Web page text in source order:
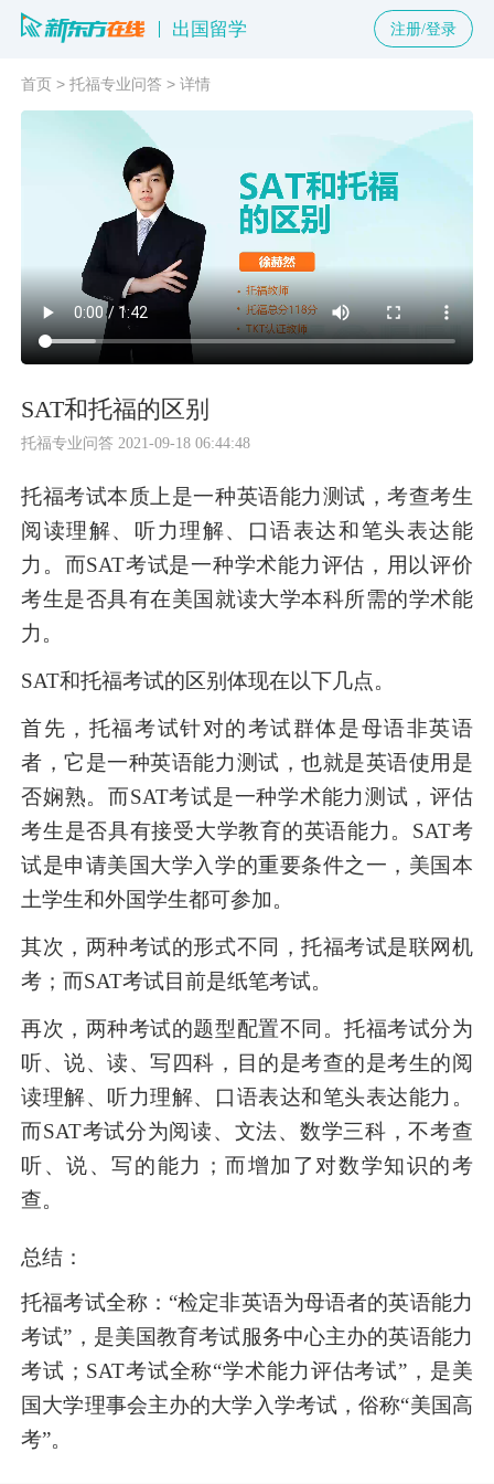
出国留学 注册/登录
首页 >托福专业问答 >详情
SAT和托福的区别
托福专业问答 2021-09-18 06:44:48
托福考试本质上是一种英语能力测试，考查考生
阅读理解、听力理解、口语表达和笔头表达能
力。而SAT考试是一种学术能力评估，用以评价
考生是否具有在美国就读大学本科所需的学术能
力。
SAT和托福考试的区别体现在以下几点。
首先，托福考试针对的考试群体是母语非英语
者，它是一种英语能力测试，也就是英语使用是
否娴熟。而SAT考试是一种学术能力测试，评估
考生是否具有接受大学教育的英语能力。SAT考
试是申请美国大学入学的重要条件之一，美国本
土学生和外国学生都可参加。
其次，两种考试的形式不同，托福考试是联网机
考；而SAT考试目前是纸笔考试。
再次，两种考试的题型配置不同。托福考试分为
听、说、读、写四科，目的是考查的是考生的阅
读理解、听力理解、口语表达和笔头表达能力。
而SAT考试分为阅读、文法、数学三科，不考查
听、说、写的能力；而增加了对数学知识的考
查。
总结：
托福考试全称：“检定非英语为母语者的英语能力
考试”，是美国教育考试服务中心主办的英语能力
考试；SAT考试全称“学术能力评估考试”，是美
国大学理事会主办的大学入学考试，俗称“美国高
考”。